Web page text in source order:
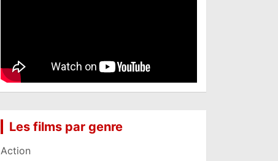
Les films par genre
Action